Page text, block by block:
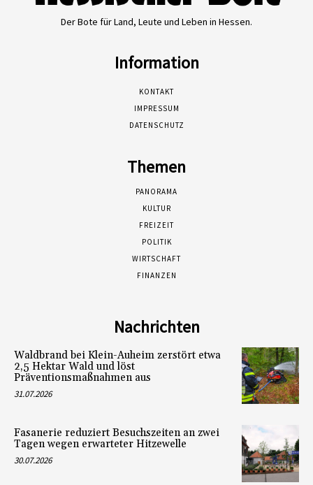
Der Bote für Land, Leute und Leben in Hessen.
Information
KONTAKT
IMPRESSUM
DATENSCHUTZ
Themen
PANORAMA
KULTUR
FREIZEIT
POLITIK
WIRTSCHAFT
FINANZEN
Nachrichten
Waldbrand bei Klein-Auheim zerstört etwa
2,5 Hektar Wald und löst
Präventionsmaßnahmen aus
31.07.2026
Fasanerie reduziert Besuchszeiten an zwei
Tagen wegen erwarteter Hitzewelle
30.07.2026